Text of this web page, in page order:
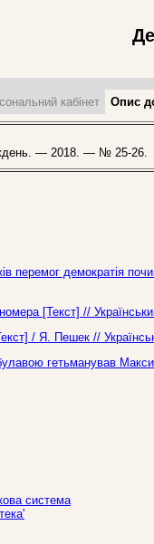
кабінет Опис
— 2018. — № 25-26.
перемог демократія
номера [Текст] //
/ Я. Пешек //
гетьманував
система